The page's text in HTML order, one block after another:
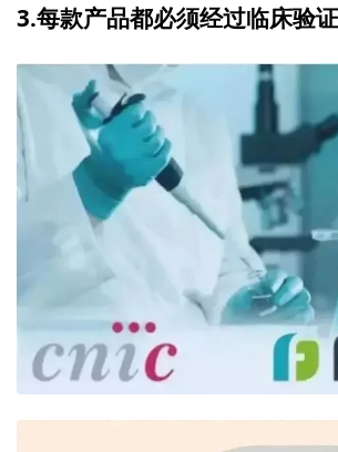
3.每款产品都必须经过临床验证